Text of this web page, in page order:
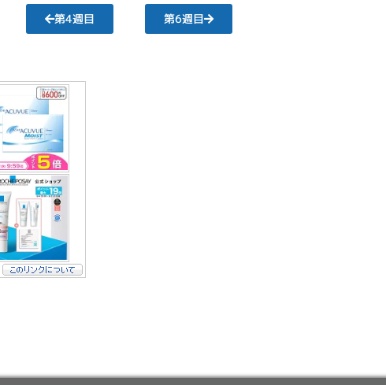
第4週目 第6週目